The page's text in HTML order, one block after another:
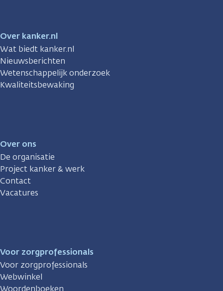
Over kanker.nl
Wat biedt kanker.nl
Nieuwsberichten
Wetenschappelijk onderzoek
Kwaliteitsbewaking
Over ons
De organisatie
Project kanker & werk
Contact
Vacatures
Voor zorgprofessionals
Voor zorgprofessionals
Webwinkel
Woordenboeken